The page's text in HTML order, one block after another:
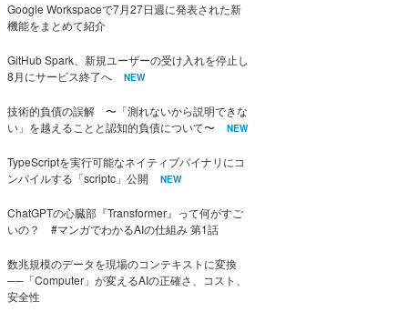
Google Workspaceで7月27日週に発表された新
機能をまとめて紹介
GitHub Spark、新規ユーザーの受け入れを停止し
8月にサービス終了へ
NEW
技術的負債の誤解 〜「測れないから説明できな
い」を越えることと認知的負債について〜
NEW
TypeScriptを実行可能なネイティブバイナリにコ
ンパイルする「scriptc」公開
NEW
ChatGPTの心臓部『Transformer』って何がすご
いの？ #マンガでわかるAIの仕組み 第1話
数兆規模のデータを現場のコンテキストに変換
──「Computer」が変えるAIの正確さ、コスト、
安全性